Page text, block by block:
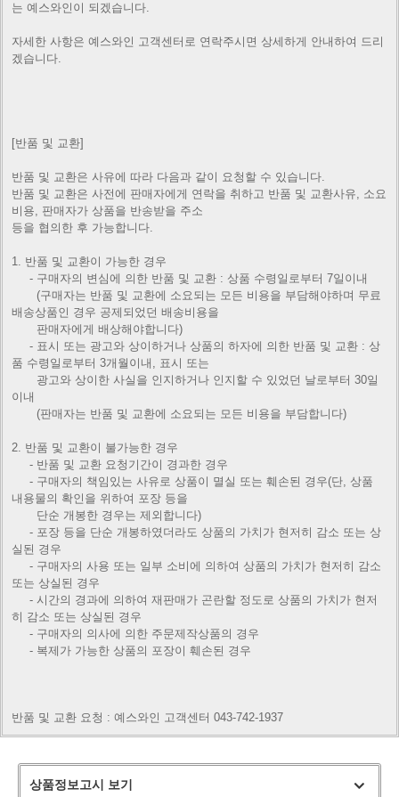
는 예스와인이 되겠습니다.
자세한 사항은 예스와인 고객센터로 연락주시면 상세하게 안내하여 드리
겠습니다.
[반품 및 교환]
반품 및 교환은 사유에 따라 다음과 같이 요청할 수 있습니다.
반품 및 교환은 사전에 판매자에게 연락을 취하고 반품 및 교환사유, 소요
비용, 판매자가 상품을 반송받을 주소
등을 협의한 후 가능합니다.
1. 반품 및 교환이 가능한 경우
- 구매자의 변심에 의한 반품 및 교환 : 상품 수령일로부터 7일이내
(구매자는 반품 및 교환에 소요되는 모든 비용을 부담해야하며 무료
배송상품인 경우 공제되었던 배송비용을
판매자에게 배상해야합니다)
- 표시 또는 광고와 상이하거나 상품의 하자에 의한 반품 및 교환 : 상
품 수령일로부터 3개월이내, 표시 또는
광고와 상이한 사실을 인지하거나 인지할 수 있었던 날로부터 30일
이내
(판매자는 반품 및 교환에 소요되는 모든 비용을 부담합니다)
2. 반품 및 교환이 불가능한 경우
- 반품 및 교환 요청기간이 경과한 경우
- 구매자의 책임있는 사유로 상품이 멸실 또는 훼손된 경우(단, 상품
내용물의 확인을 위하여 포장 등을
단순 개봉한 경우는 제외합니다)
- 포장 등을 단순 개봉하였더라도 상품의 가치가 현저히 감소 또는 상
실된 경우
- 구매자의 사용 또는 일부 소비에 의하여 상품의 가치가 현저히 감소
또는 상실된 경우
- 시간의 경과에 의하여 재판매가 곤란할 정도로 상품의 가치가 현저
히 감소 또는 상실된 경우
- 구매자의 의사에 의한 주문제작상품의 경우
- 복제가 가능한 상품의 포장이 훼손된 경우
반품 및 교환 요청 : 예스와인 고객센터 043-742-1937
상품정보고시 보기